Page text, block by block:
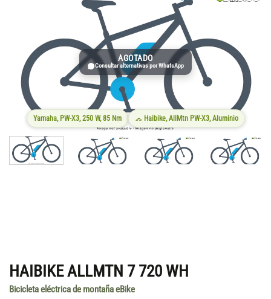
AGOTADO
Consultar alternativas por WhatsApp
Yamaha, PW-X3, 250 W, 85 Nm Haibike, AllMtn PW-X3, Aluminio
HAIBIKE ALLMTN 7 720 WH
Bicicleta eléctrica de montaña eBike